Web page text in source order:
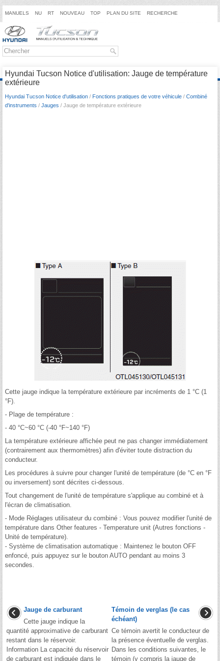
MANUELS NU RT NOUVEAU TOP PLAN DU SITE RECHERCHE
Hyundai Tucson Notice d'utilisation: Jauge de température
extérieure
Hyundai Tucson Notice d'utilisation / Fonctions pratiques de votre véhicule / Combiné
d'instruments / Jauges / Jauge de température extérieure
Cette jauge indique la température extérieure par incréments de 1 °C (1
°F).
- Plage de température :
- 40 °C~60 °C (-40 °F~140 °F)
La température extérieure affichée peut ne pas changer immédiatement
(contrairement aux thermomètres) afin d'éviter toute distraction du
conducteur.
Les procédures à suivre pour changer l'unité de température (de °C en °F
ou inversement) sont décrites ci-dessous.
Tout changement de l'unité de température s'applique au combiné et à
l'écran de climatisation.
- Mode Réglages utilisateur du combiné : Vous pouvez modifier l'unité de
température dans Other features - Temperature unit (Autres fonctions -
Unité de température).
- Système de climatisation automatique : Maintenez le bouton OFF
enfoncé, puis appuyez sur le bouton AUTO pendant au moins 3
secondes.
Jauge de carburant
Cette jauge indique la
quantité approximative de carburant
restant dans le réservoir.
Information La capacité du réservoir
de carburant est indiquée dans le
Témoin de verglas (le cas
échéant)
Ce témoin avertit le conducteur de
la présence éventuelle de verglas.
Dans les conditions suivantes, le
témoin (y compris la jauge de